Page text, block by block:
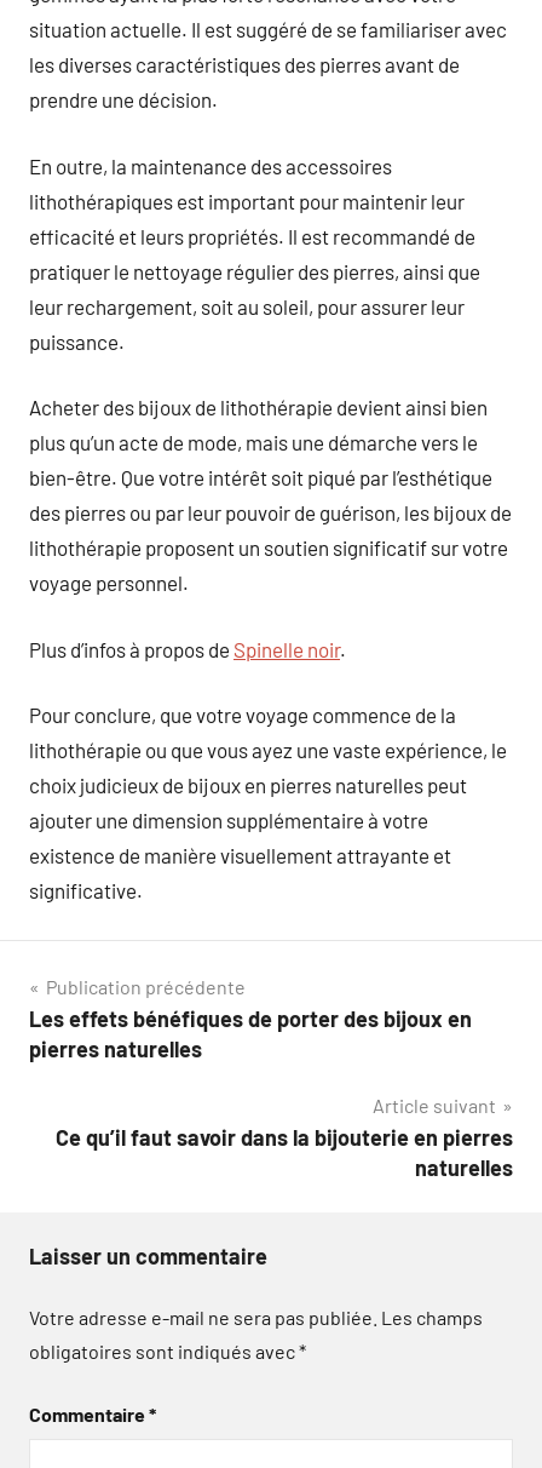
situation actuelle. Il est suggéré de se familiariser avec
les diverses caractéristiques des pierres avant de
prendre une décision.
En outre, la maintenance des accessoires
lithothérapiques est important pour maintenir leur
efficacité et leurs propriétés. Il est recommandé de
pratiquer le nettoyage régulier des pierres, ainsi que
leur rechargement, soit au soleil, pour assurer leur
puissance.
Acheter des bijoux de lithothérapie devient ainsi bien
plus qu’un acte de mode, mais une démarche vers le
bien-être. Que votre intérêt soit piqué par l’esthétique
des pierres ou par leur pouvoir de guérison, les bijoux de
lithothérapie proposent un soutien significatif sur votre
voyage personnel.
Plus d’infos à propos de Spinelle noir.
Pour conclure, que votre voyage commence de la
lithothérapie ou que vous ayez une vaste expérience, le
choix judicieux de bijoux en pierres naturelles peut
ajouter une dimension supplémentaire à votre
existence de manière visuellement attrayante et
significative.
Navigation
de
Publication précédente
Les effets bénéfiques de porter des bijoux en
pierres naturelles
Article suivant
Ce qu’il faut savoir dans la bijouterie en pierres
naturelles
Laisser un commentaire
Votre adresse e-mail ne sera pas publiée. Les champs
obligatoires sont indiqués avec*
Commentaire*